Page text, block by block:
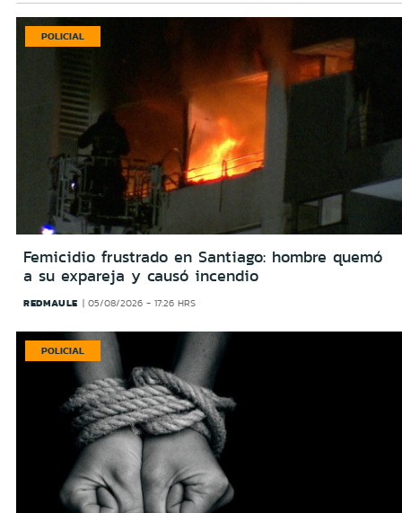
POLICIAL
Femicidio frustrado en Santiago: hombre quemó
a su expareja y causó incendio
REDMAULE 05/08/2026 - 17:26 HRS
POLICIAL